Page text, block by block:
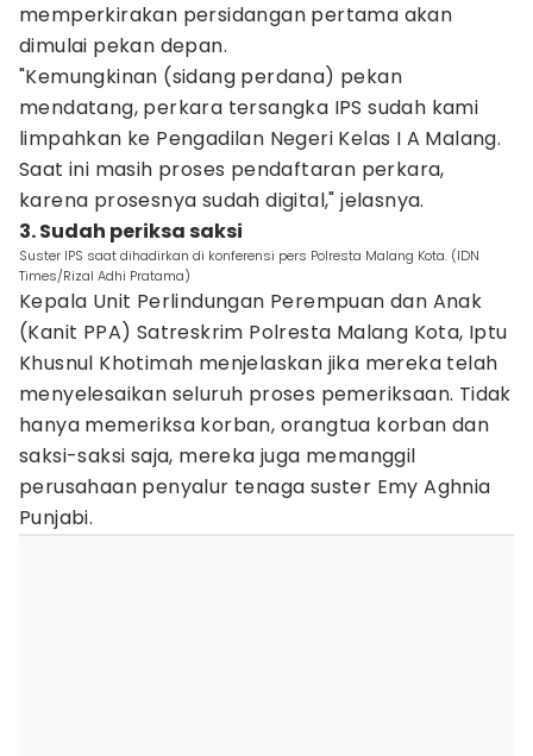
memperkirakan persidangan pertama akan
dimulai pekan depan.
"Kemungkinan (sidang perdana) pekan
mendatang, perkara tersangka IPS sudah kami
limpahkan ke Pengadilan Negeri Kelas I A Malang.
Saat ini masih proses pendaftaran perkara,
karena prosesnya sudah digital," jelasnya.
3. Sudah periksa saksi
Suster IPS saat dihadirkan di konferensi pers Polresta Malang Kota. (IDN
Times/Rizal Adhi Pratama)
Kepala Unit Perlindungan Perempuan dan Anak
(Kanit PPA) Satreskrim Polresta Malang Kota, Iptu
Khusnul Khotimah menjelaskan jika mereka telah
menyelesaikan seluruh proses pemeriksaan. Tidak
hanya memeriksa korban, orangtua korban dan
saksi-saksi saja, mereka juga memanggil
perusahaan penyalur tenaga suster Emy Aghnia
Punjabi.